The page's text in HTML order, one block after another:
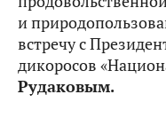
и
встречу с
дикоросов
Рудаковым.